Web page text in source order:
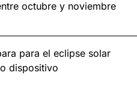
octubre y noviembre
para el eclipse solar
dispositivo